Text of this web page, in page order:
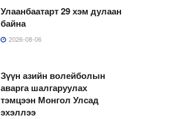
Улаанбаатарт 29 хэм дулаан
байна
2026-08-06
Зүүн азийн волейболын
аварга шалгаруулах
тэмцээн Монгол Улсад
эхэллээ